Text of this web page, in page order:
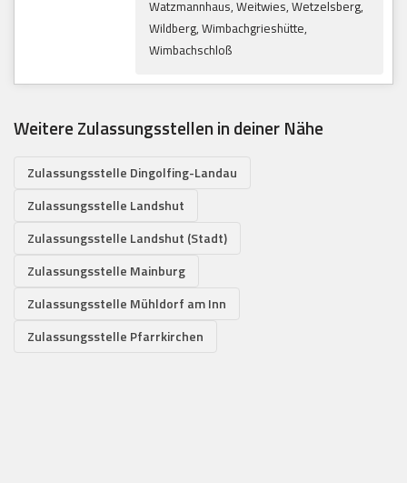
Watzmannhaus, Weitwies, Wetzelsberg,
Wildberg, Wimbachgrieshütte,
Wimbachschloß
Weitere Zulassungsstellen in deiner Nähe
Zulassungsstelle Dingolfing-Landau
Zulassungsstelle Landshut
Zulassungsstelle Landshut (Stadt)
Zulassungsstelle Mainburg
Zulassungsstelle Mühldorf am Inn
Zulassungsstelle Pfarrkirchen